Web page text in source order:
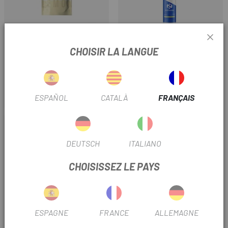
SANTA MADRE
45CHO 832G (16 DOSES)
29,50 €
NUTRINOVEX
250MG
Prix
1,90 €
SANS STOCK
CHOISIR LA LANGUE
ESPAÑOL CATALÀ FRANÇAIS
DEUTSCH ITALIANO
CHOISISSEZ LE PAYS
ESPAGNE FRANCE ALLEMAGNE